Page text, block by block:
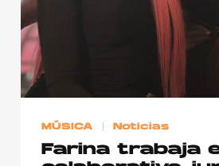
Aviso Legal
© 2015-2022 UMOMAG. PROPIEDAD DE
MÚSICA Noticias
Farina trabaja